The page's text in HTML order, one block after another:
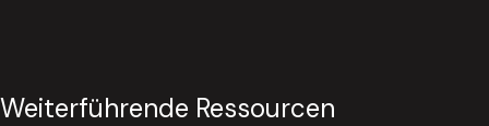
Weiterführende Ressourcen